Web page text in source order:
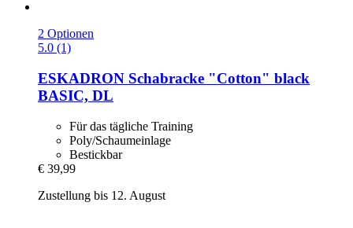
2 Optionen
5.0 (1)
ESKADRON Schabracke "Cotton" black
BASIC, DL
Für das tägliche Training
Poly/Schaumeinlage
Bestickbar
€ 39,99
Zustellung bis 12. August